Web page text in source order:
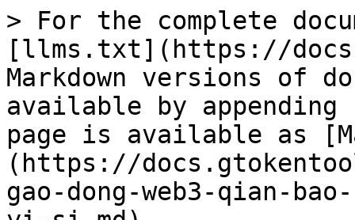
> For the complete
[llms.txt](https://
Markdown versions of
available by
page is available as
(https://
gao-dong-web3-qian-